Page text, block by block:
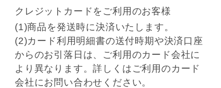
クレジットカードをご利用のお客様
(1)商品を発送時に決済いたします。
(2)カード利用明細書の送付時期や決済口座
からのお引落日は、ご利用のカード会社に
より異なります。詳しくはご利用のカード
会社にお問い合わせください。